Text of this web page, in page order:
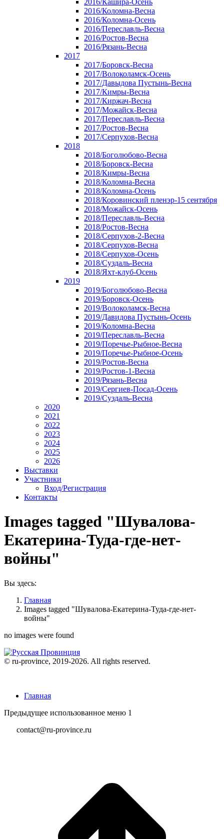
2016/Кашира-Осень
2016/Коломна-Весна
2016/Коломна-Осень
2016/Переславль-Весна
2016/Ростов-Весна
2016/Рязань-Весна
2017
2017/Боровск-Весна
2017/Волоколамск-Осень
2017/Давыдова Пустынь-Весна
2017/Кимры-Весна
2017/Киржач-Весна
2017/Можайск-Весна
2017/Переславль-Весна
2017/Ростов-Весна
2017/Серпухов-Весна
2018
2018/Боголюбово-Весна
2018/Боровск-Весна
2018/Кимры-Весна
2018/Коломна-Весна
2018/Коломна-Осень
2018/Коровинский пленэр-15 сентября
2018/Можайск-Осень
2018/Переславль-Весна
2018/Ростов-Весна
2018/Серпухов-2-Весна
2018/Серпухов-Весна
2018/Серпухов-Осень
2018/Суздаль-Весна
2018/Яхт-клуб-Осень
2019
2019/Боголюбово-Весна
2019/Боровск-Осень
2019/Волоколамск-Весна
2019/Давидова Пустынь-Осень
2019/Коломна-Весна
2019/Переславль-Весна
2019/Поречье-Рыбное-Весна
2019/Поречье-Рыбное-Осень
2019/Ростов-Весна
2019/Ростов-1-Весна
2019/Рязань-Весна
2019/Сергиев-Посад-Осень
2019/Суздаль-Весна
2020
2021
2022
2023
2024
2025
2026
Выставки
Участники
Вход/Регистрация
Контакты
Images tagged "Шувалова-
Екатерина-Туда-где-нет-
войны"
Вы здесь:
Главная
Images tagged "Шувалова-Екатерина-Туда-где-нет-
войны"
no images were found
© ru-province, 2019-2026. All rights reserved.
Главная
Предыдущее использованное меню 1
contact@ru-province.ru